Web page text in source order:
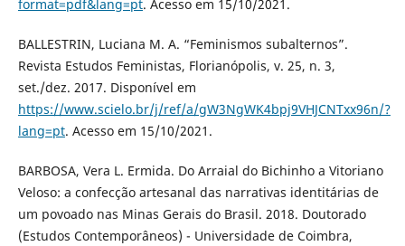
format=pdf&lang=pt. Acesso em 15/10/2021.
BALLESTRIN, Luciana M. A. “Feminismos subalternos”.
Revista Estudos Feministas, Florianópolis, v. 25, n. 3,
set./dez. 2017. Disponível em
https://www.scielo.br/j/ref/a/gW3NgWK4bpj9VHJCNTxx96n/?
lang=pt. Acesso em 15/10/2021.
BARBOSA, Vera L. Ermida. Do Arraial do Bichinho a Vitoriano
Veloso: a confecção artesanal das narrativas identitárias de
um povoado nas Minas Gerais do Brasil. 2018. Doutorado
(Estudos Contemporâneos) - Universidade de Coimbra,